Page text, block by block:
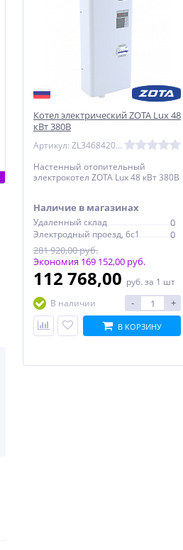
Котел электрический ZOTA Lux 48
кВт 380В
Артикул: ZL3468420048
Настенный отопительный
электрокотел ZOTA Lux 48 кВт 380В
Наличие в магазинах
Удаленный склад 0
Электродный проезд, 6с1
0
281 920,00 руб.
Экономия 169 152,00 руб.
112 768,00 руб. за 1 шт
В наличии
- +
В КОРЗИНУ